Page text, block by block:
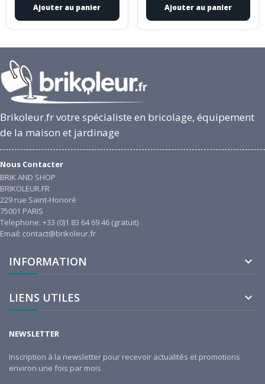
Ajouter au panier Ajouter au panier
Brikoleur.fr votre spécialiste en bricolage, équipement
de la maison et jardinage
Nous Contacter
BRIK AND SHOP
BRIKOLEUR.FR
229 rue Saint-Honoré
75001 PARIS
Telephone: +33 (0)1 83 64 69 46 (gratuit)
Email: contact@brikoleur.fr
INFORMATION 
LIENS UTILES 
NEWSLETTER
Inscription à la newsletter pour recevoir actualités et promotions
environ une fois par mois